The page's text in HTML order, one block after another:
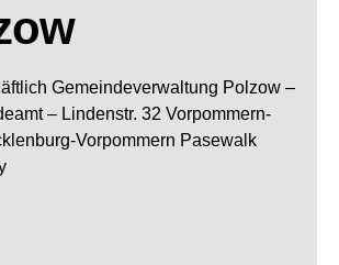
Gemeindeverwaltung Polzow –
– Lindenstr. 32 Vorpommern-
Vorpommern Pasewalk